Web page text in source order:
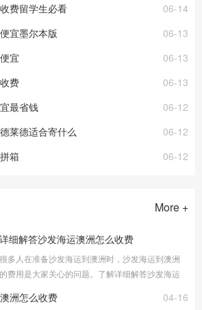
助您更好地预算物流成本。海运费
06-14
费留学生必看
06-13
宜墨尔本版
06-13
宜
06-13
费
06-12
最省钱
06-12
莱德适合寄什么
06-12
箱
More +
详细解答沙发海运澳洲怎么收费
很多人在准备沙发海运到澳洲时，沙发海运到澳洲
的费用是大家关心的问题。了解详细解答沙发海运
流成本。海运费用的计算方式：整柜
04-16
洲怎么收费